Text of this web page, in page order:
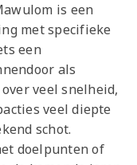
is een
met specifieke
een
als
veel snelheid,
veel diepte
schot.
doelpunten of